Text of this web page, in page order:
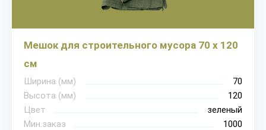
Мешок для строительного мусора 70 х 120
см
Ширина (мм)
70
Высота (мм)
120
Цвет
зеленый
Мин.заказ
1000